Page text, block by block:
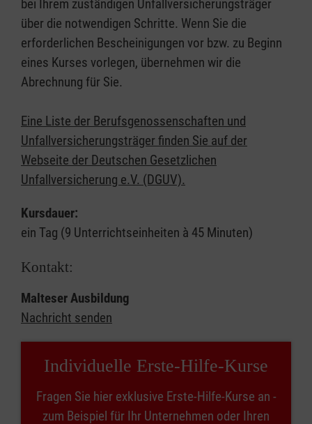
bei Ihrem zuständigen Unfallversicherungsträger
über die notwendigen Schritte. Wenn Sie die
erforderlichen Bescheinigungen vor bzw. zu Beginn
eines Kurses vorlegen, übernehmen wir die
Abrechnung für Sie.
Eine Liste der Berufsgenossenschaften und
Unfallversicherungsträger finden Sie auf der
Webseite der Deutschen Gesetzlichen
Unfallversicherung e.V. (DGUV).
Kursdauer:
ein Tag (9 Unterrichtseinheiten à 45 Minuten)
Kontakt:
Malteser Ausbildung
Nachricht senden
Individuelle Erste-Hilfe-Kurse
Fragen Sie hier exklusive Erste-Hilfe-Kurse an -
zum Beispiel für Ihr Unternehmen oder Ihren